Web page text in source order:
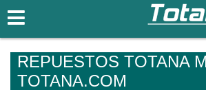
REPUESTOS TOTANA
TOTANA.COM